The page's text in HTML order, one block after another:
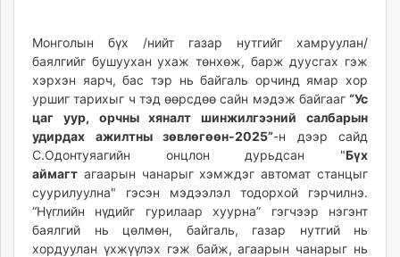
Монголын бүх /нийт газар нутгийг хамруулан/
баялгийг бушуухан ухаж төнхөж, барж дуусгах гэж
хэрхэн яарч, бас тэр нь байгаль орчинд ямар хор
уршиг тарихыг ч тэд өөрсдөө сайн мэдэж байгааг “Ус
цаг уур, орчны хяналт шинжилгээний салбарын
удирдах ажилтны зөвлөгөөн-2025”-н дээр сайд
С.Одонтуяагийн онцлон дурьдсан "Бүх
аймагт агаарын чанарыг хэмждэг автомат станцыг
суурилуулна" гэсэн мэдээлэл тодорхой гэрчилнэ.
“Нүглийн нүдийг гурилаар хуурна” гэгчээр нэгэнт
баялгий нь цөлмөн, байгаль, газар нутгий нь
хордуулан үхжүүлэх гэж байж, агаарын чанарыг нь